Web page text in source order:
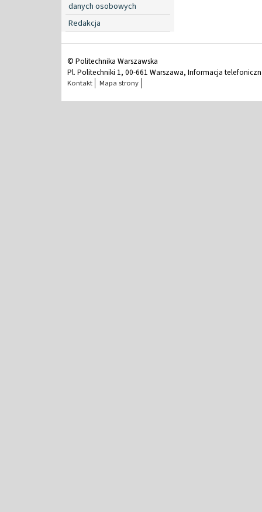
danych osobowych
Redakcja
© Politechnika Warszawska
Pl. Politechniki 1, 00-661 Warszawa, Informacja
Kontakt Mapa strony